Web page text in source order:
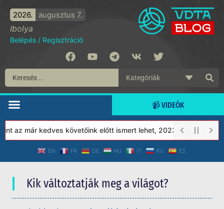
2026. augusztus 7.
Ibolya
Belépés / Regisztráció
📹 VIDEÓK
már kedves követőink előtt ismert lehet, 2023-tól a Védett
EN FR DE HU IT RU ES
Kik változtatják meg a világot?